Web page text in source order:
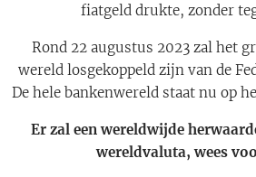
fiatgeld drukte, zonder
Rond 22 augustus 2023 zal het
wereld losgekoppeld zijn van de
De hele bankenwereld staat nu op
Er zal een wereldwijde
wereldvaluta, wees